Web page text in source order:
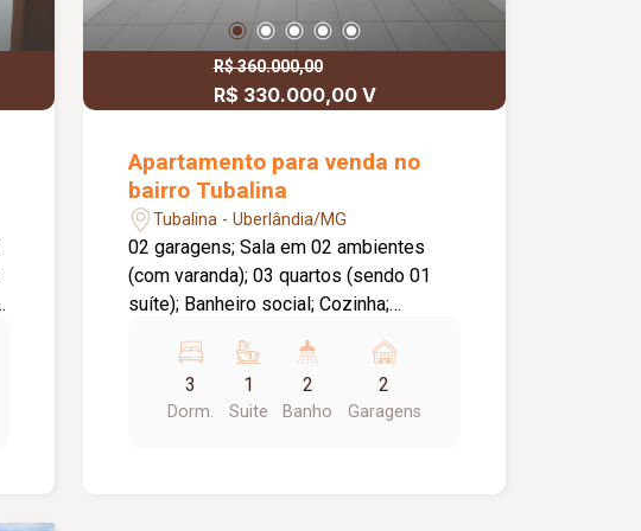
R$ 360.000,00
R$ 330.000,00 V
Apartamento para venda no
bairro Tubalina
Tubalina - Uberlândia/MG
02 garagens; Sala em 02 ambientes
(com varanda); 03 quartos (sendo 01
suíte); Banheiro social; Cozinha;
Box Blindex. Metragem Privativa: 72,65
m². Metragem Construída: 109,05 m².
3
Dorm.
1
Suite
2
Banho
2
Garagens